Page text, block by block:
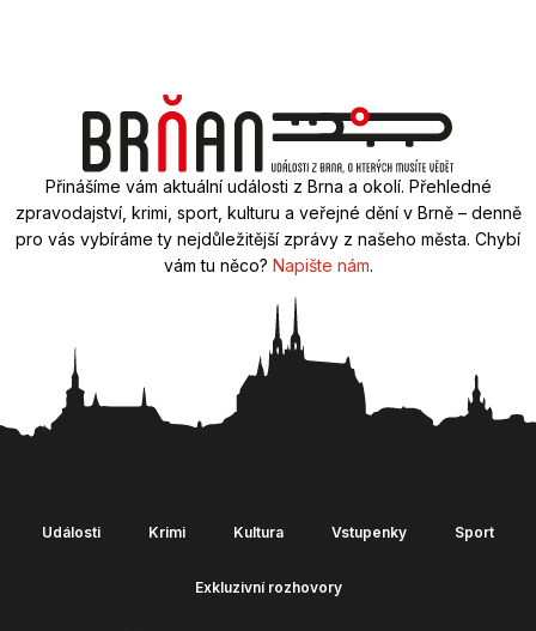
Přinášíme vám aktuální události z Brna a okolí. Přehledné
zpravodajství, krimi, sport, kulturu a veřejné dění v Brně – denně
pro vás vybíráme ty nejdůležitější zprávy z našeho města. Chybí
vám tu něco? Napište nám.
Události Krimi Kultura Vstupenky Sport
Exkluzivní rozhovory